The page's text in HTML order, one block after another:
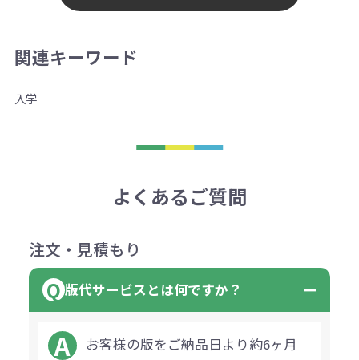
関連キーワード
入学
よくあるご質問
注文・見積もり
版代サービスとは何ですか？
お客様の版をご納品日より約6ヶ月